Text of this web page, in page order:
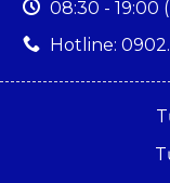
08:30 - 19:00
Hotline: